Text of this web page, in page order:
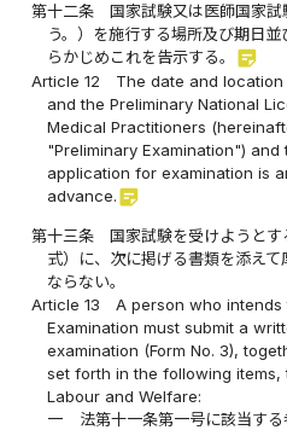
第十二条
国家試験又は医師国家
う。）を施行する場所及び期日
らかじめこれを告示する。 sticky_note_2
Article 12
The date and
and the Preliminary National
Medical Practitioners
"Preliminary Examination")
application for examination is
advance.sticky_note_2
第十三条
国家試験を受けようと
式）に、次に掲げる書類を添え
ならない。
Article 13
A person who
Examination must submit a
examination (Form No. 3),
set forth in the following items,
Labour and Welfare:
一
法第十一条第一号に該当す